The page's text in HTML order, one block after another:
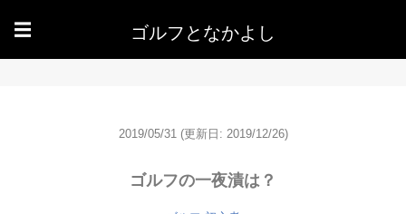
☰ ゴルフとなかよし
2019/05/31 (更新日: 2019/12/26)
ゴルフの一夜漬は？